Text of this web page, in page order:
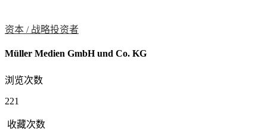
资本 / 战略投资者
Müller Medien GmbH und Co. KG
浏览次数
221
收藏次数